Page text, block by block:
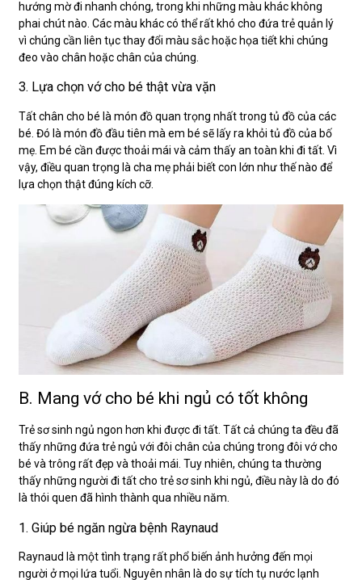
hướng mờ đi nhanh chóng, trong khi những màu khác không
phai chút nào. Các màu khác có thể rất khó cho đứa trẻ quản lý
vì chúng cần liên tục thay đổi màu sắc hoặc họa tiết khi chúng
đeo vào chân hoặc chân của chúng.
3. Lựa chọn vớ cho bé thật vừa vặn
Tất chân cho bé là món đồ quan trọng nhất trong tủ đồ của các
bé. Đó là món đồ đầu tiên mà em bé sẽ lấy ra khỏi tủ đồ của bố
mẹ. Em bé cần được thoải mái và cảm thấy an toàn khi đi tất. Vì
vậy, điều quan trọng là cha mẹ phải biết con lớn như thế nào để
lựa chọn thật đúng kích cỡ.
B. Mang vớ cho bé khi ngủ có tốt không
Trẻ sơ sinh ngủ ngon hơn khi được đi tất. Tất cả chúng ta đều đã
thấy những đứa trẻ ngủ với đôi chân của chúng trong đôi vớ cho
bé và trông rất đẹp và thoải mái. Tuy nhiên, chúng ta thường
thấy những người đi tất cho trẻ sơ sinh khi ngủ, điều này là do đó
là thói quen đã hình thành qua nhiều năm.
1. Giúp bé ngăn ngừa bệnh Raynaud
Raynaud là một tình trạng rất phổ biến ảnh hưởng đến mọi
người ở mọi lứa tuổi. Nguyên nhân là do sự tích tụ nước lạnh